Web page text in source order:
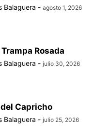
Balaguera - agosto 1, 2026
Rosada
Balaguera - julio 30, 2026
Capricho
Balaguera - julio 25, 2026